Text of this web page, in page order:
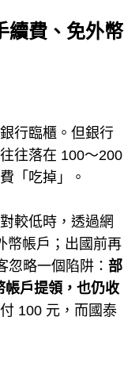
費、免外幣
行臨櫃。但銀行
往落在 100～200
「吃掉」。
較低時，透過網
幣帳戶；出國前再
忽略一個陷阱： 部
帳戶提領，也仍收
100 元，而國泰